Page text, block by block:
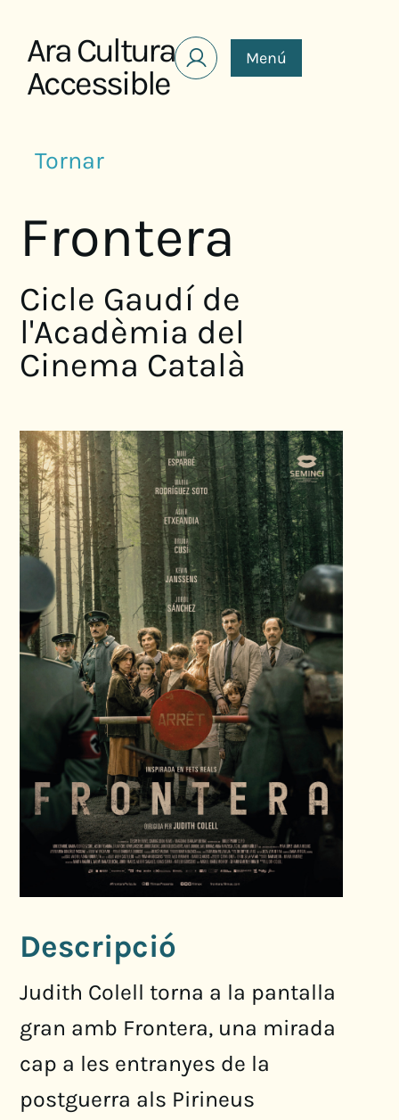
Ara Cultura
Accessible
Menú
Tornar
Frontera
Cicle Gaudí de
l'Acadèmia del
Cinema Català
Descripció
Judith Colell torna a la pantalla
gran amb Frontera, una mirada
cap a les entranyes de la
postguerra als Pirineus